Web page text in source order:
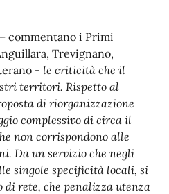
– commentano i Primi
Trevignano,
- le criticità che il
territori. Rispetto al
di riorganizzazione
complessivo di circa il
non corrispondono alle
Da un servizio che negli
singole specificità locali, si
di rete, che penalizza utenza